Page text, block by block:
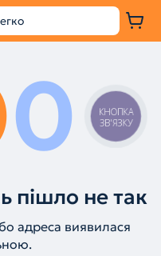
0
пішло не так
адреса виявилася
КНОПКА
ЗВ'ЯЗКУ